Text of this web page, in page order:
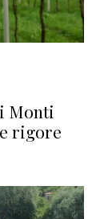
Monti
rigore